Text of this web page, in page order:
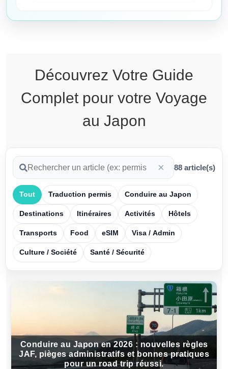
Découvrez Votre Guide
Complet pour votre Voyage
au Japon
× 88 article(s)
Tout Traduction permis Conduire au Japon
Destinations Itinéraires Activités Hôtels
Transports Food eSIM Visa / Admin
Culture / Société Santé / Sécurité
Conduire au Japon en 2026 : nouvelles règles
JAF, pièges administratifs et bonnes pratiques
pour un road trip réussi.